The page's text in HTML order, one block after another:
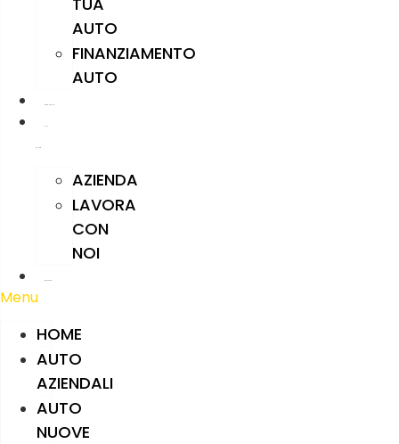
AUTO
FINANZIAMENTO
AUTO
AZIENDA
LAVORA
CON
NOI
Menu
HOME
AUTO
AZIENDALI
AUTO
NUOVE